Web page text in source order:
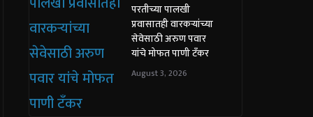
परतीच्या पालखी
प्रवासातही वारकऱ्यांच्या
सेवेसाठी अरुण पवार
यांचे मोफत पाणी टँकर
August 3, 2026